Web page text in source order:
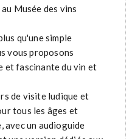
Musée des vins
qu'une simple
vous proposons
et fascinante du vin et
de visite ludique et
tous les âges et
avec un audioguide